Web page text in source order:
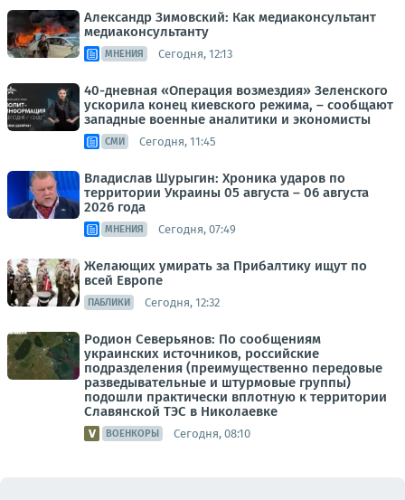
Александр Зимовский: Как медиаконсультант
медиаконсультанту
МНЕНИЯ Сегодня, 12:13
40-дневная «Операция возмездия» Зеленского
ускорила конец киевского режима, – сообщают
западные военные аналитики и экономисты
СМИ Сегодня, 11:45
Владислав Шурыгин: Хроника ударов по
территории Украины 05 августа – 06 августа
2026 года
МНЕНИЯ Сегодня, 07:49
Желающих умирать за Прибалтику ищут по
всей Европе
ПАБЛИКИ Сегодня, 12:32
Родион Северьянов: По сообщениям
украинских источников, российские
подразделения (преимущественно передовые
разведывательные и штурмовые группы)
подошли практически вплотную к территории
Славянской ТЭС в Николаевке
ВОЕНКОРЫ Сегодня, 08:10